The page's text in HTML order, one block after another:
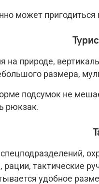
может
на природе,
размера,
подсумок не
рюкзак.
тактические
удобное